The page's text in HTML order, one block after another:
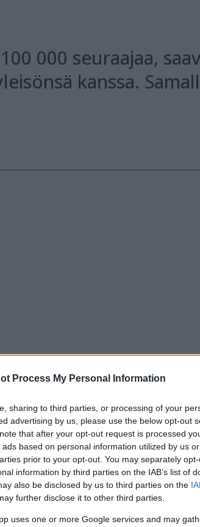
Process My Personal Information
sharing to third parties, or processing of your
advertising by us, please use the below opt-out
that after your opt-out request is processed
based on personal information utilized by us
prior to your opt-out. You may separately
information by third parties on the IAB’s list of
also be disclosed by us to third parties on the
further disclose it to other third parties.
uses one or more Google services and may
000 seuraajaa,
kanssa.